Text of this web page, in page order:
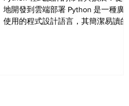
地開發到雲端部署 Python 是一種廣泛
使用的程式設計語言，其簡潔易讀的